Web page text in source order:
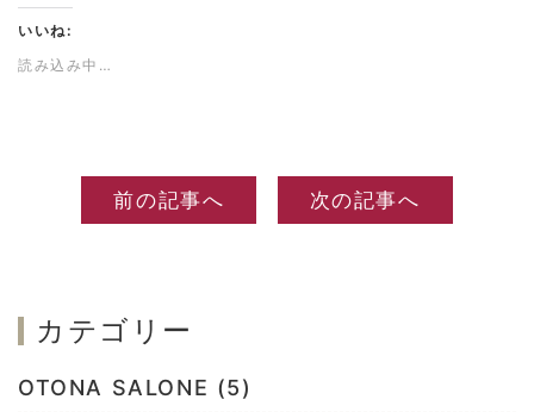
いいね:
読み込み中…
前の記事へ 次の記事へ
カテゴリー
OTONA SALONE (5)